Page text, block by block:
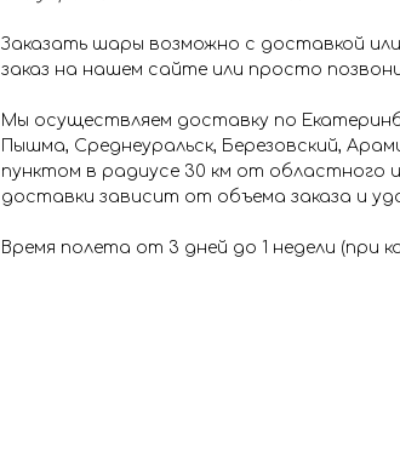
Заказать шары возможно с доставкой
заказ на нашем сайте или просто
Мы осуществляем доставку по
Пышма, Среднеуральск, Березовский,
пунктом в радиусе 30 км от
доставки зависит от объема заказа и
Время полета от 3 дней до 1 недели (при